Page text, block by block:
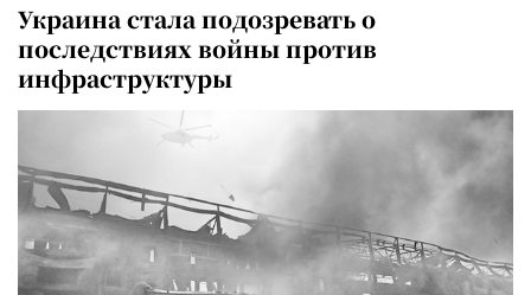
Украина стала подозревать о
последствиях войны против
инфраструктуры